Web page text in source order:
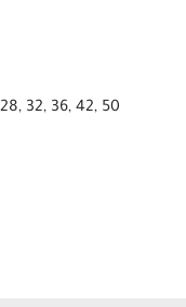
28, 32, 36, 42, 50